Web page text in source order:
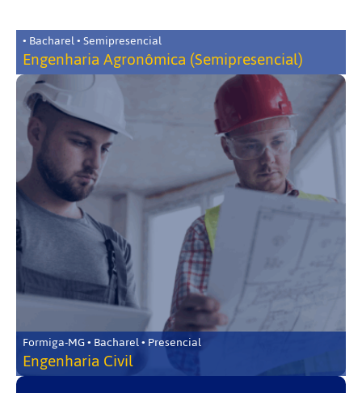
• Bacharel • Semipresencial
Engenharia Agronômica (Semipresencial)
Formiga-MG • Bacharel • Presencial
Engenharia Civil